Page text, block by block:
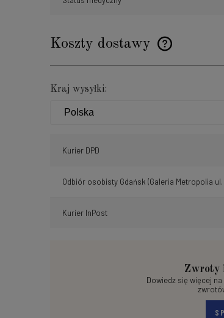
Koszty dostawy
Kraj wysyłki:
Kurier DPD
Odbiór osobisty Gdańsk (Galeria Metropolia
Kurier InPost
Zwroty
Dowiedz się więcej